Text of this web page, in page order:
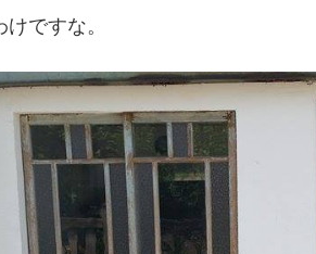
ですな。